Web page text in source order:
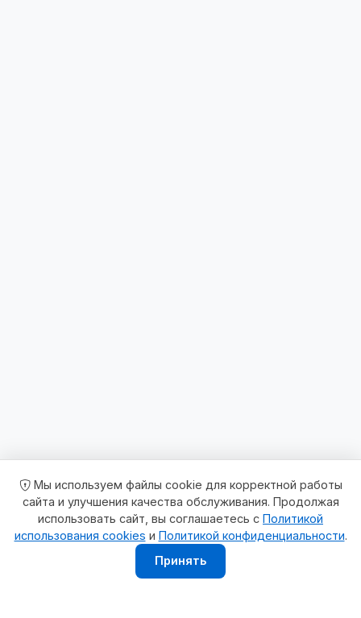
Мы используем файлы cookie для корректной работы
сайта и улучшения качества обслуживания. Продолжая
использовать сайт, вы соглашаетесь с Политикой
использования cookies и Политикой конфиденциальности.
Принять